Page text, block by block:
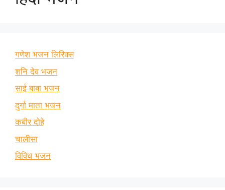
गणेश भजन लिरिक्स
शनि देव भजन
साई बाबा भजन
दुर्गा माता भजन
कबीर दोहे
चालीसा
विविध भजन